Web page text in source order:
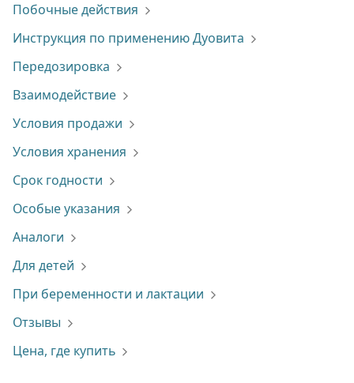
Побочные действия
Инструкция по применению Дуовита
Передозировка
Взаимодействие
Условия продажи
Условия хранения
Срок годности
Особые указания
Аналоги
Для детей
При беременности и лактации
Отзывы
Цена, где купить